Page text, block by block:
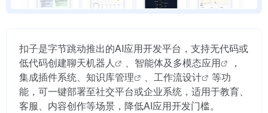
扣子是字节跳动推出的AI应用开发平台，支持无代码或
低代码创建聊天机器人 、智能体及多模态应用
，
集成插件系统、 知识库管理 、 工作流设计
等功
能，可一键部署至社交平台或企业系统，适用于教育、
客服、内容创作等场景，降低AI应用开发门槛。